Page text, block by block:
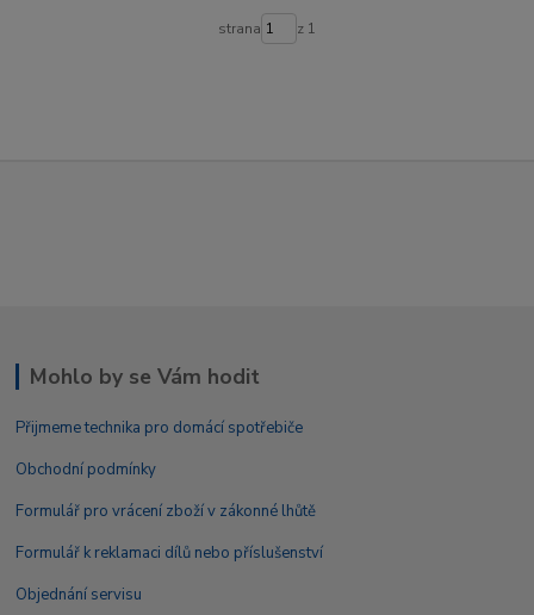
strana z 1
Mohlo by se Vám hodit
Přijmeme technika pro domácí spotřebiče
Obchodní podmínky
Formulář pro vrácení zboží v zákonné lhůtě
Formulář k reklamaci dílů nebo příslušenství
Objednání servisu